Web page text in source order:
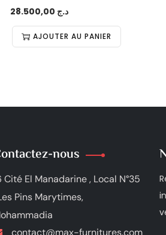
د.ج
AJOUTER AU PANIER
nous
Cité El Manadarine , Local N°35
Pins Marytimes,
contact@max-furnitures.com